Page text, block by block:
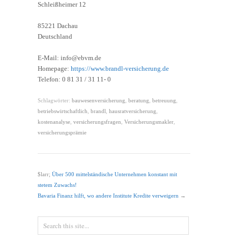
Schleißheimer 12
85221 Dachau
Deutschland
E-Mail: info@ebvm.de
Homepage: https://www.brandl-versicherung.de
Telefon: 0 81 31 / 31 11- 0
Schlagwörter: bauwesenversicherung beratung betreuung
betriebswirtschaftlich brandl hausratversicherung
kostenanalyse versicherungsfragen Versicherungsmakler
versicherungsprämie
$larr; Über 500 mittelständische Unternehmen konstant mit
stetem Zuwachs!
Bavaria Finanz hilft, wo andere Institute Kredite verweigern →